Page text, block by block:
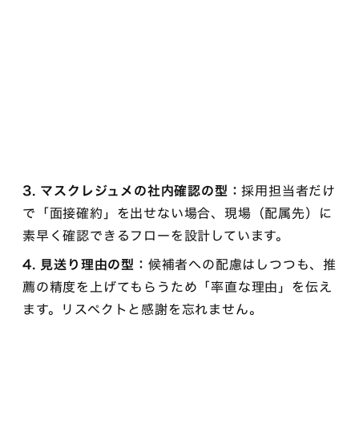
3. マスクレジュメの社内確認の型：採用担当者だけ
で「面接確約」を出せない場合、現場（配属先）に
素早く確認できるフローを設計しています。
4. 見送り理由の型： 候補者への配慮はしつつも、推
薦の精度を上げてもらうため「率直な理由」を伝え
ます。リスペクトと感謝を忘れません。